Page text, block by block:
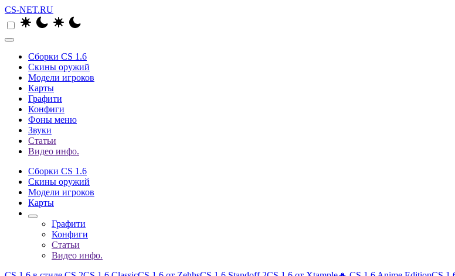
CS-NET.RU
Сборки CS 1.6
Скины оружий
Модели игроков
Карты
Графити
Конфиги
Фоны меню
Звуки
Статьи
Видео инфо.
Сборки CS 1.6
Скины оружий
Модели игроков
Карты
Графити
Конфиги
Статьи
Видео инфо.